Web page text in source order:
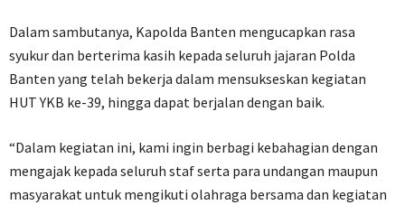
Dalam sambutanya, Kapolda Banten mengucapkan rasa
syukur dan berterima kasih kepada seluruh jajaran Polda
Banten yang telah bekerja dalam mensukseskan kegiatan
HUT YKB ke-39, hingga dapat berjalan dengan baik.
“Dalam kegiatan ini, kami ingin berbagi kebahagian dengan
mengajak kepada seluruh staf serta para undangan maupun
masyarakat untuk mengikuti olahraga bersama dan kegiatan